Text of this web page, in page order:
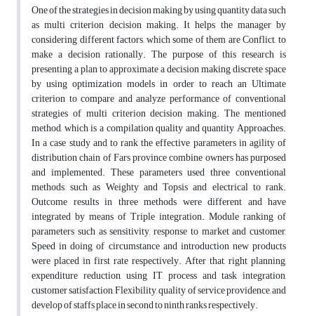
One of the strategies in decision making by using quantity data such
as multi criterion decision making. It helps the manager by
considering different factors, which some of them are Conflict, to
make a decision rationally. The purpose of this research is
presenting a plan to approximate a decision making discrete space
by using optimization models in order to reach an Ultimate
criterion to compare and analyze performance of conventional
strategies of multi criterion decision making. The mentioned
method, which is a compilation quality and quantity Approaches.
In a case study and to rank the effective parameters in agility of
distribution chain of Fars province combine owners has purposed
and implemented. These parameters used three conventional
methods, such as Weighty and Topsis and electrical to rank.
Outcome results in three methods were different and have
integrated by means of Triple integration. Module ranking of
parameters such as sensitivity, response to market and customer,
Speed in doing of circumstance and introduction new products
were placed in first rate respectively. After that, right planning,
expenditure reduction, using IT, process and task integration,
customer satisfaction, Flexibility, quality of service providence, and
develop of staffs place in second to ninth ranks respectively.